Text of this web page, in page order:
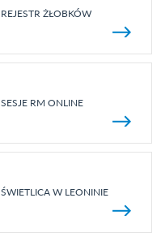
REJESTR ŻŁOBKÓW
SESJE RM ONLINE
ŚWIETLICA W LEONINIE